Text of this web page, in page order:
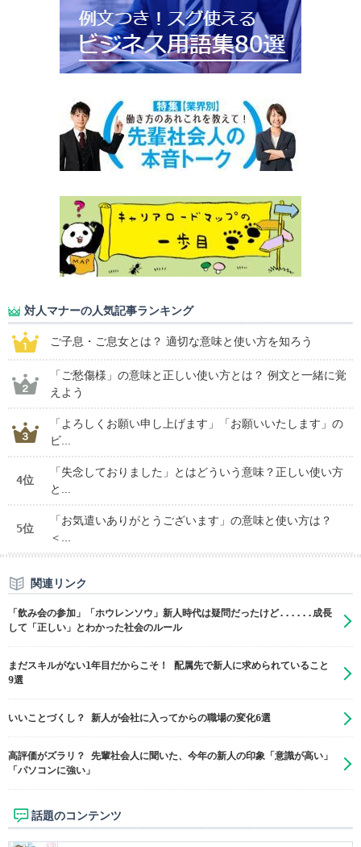
対人マナーの人気記事ランキング
ご子息・ご息女とは？ 適切な意味と使い方を知ろう
「ご愁傷様」の意味と正しい使い方とは？ 例文と一緒に覚
えよう
「よろしくお願い申し上げます」「お願いいたします」の
ビ...
4位
「失念しておりました」とはどういう意味？正しい使い方
と...
5位
「お気遣いありがとうございます」の意味と使い方は？
＜...
関連リンク
「飲み会の参加」「ホウレンソウ」新人時代は疑問だったけど......成長
して「正しい」とわかった社会のルール
まだスキルがない1年目だからこそ！ 配属先で新人に求められていること
9選
いいことづくし？ 新人が会社に入ってからの職場の変化6選
高評価がズラリ？ 先輩社会人に聞いた、今年の新人の印象「意識が高い」
「パソコンに強い」
話題のコンテンツ